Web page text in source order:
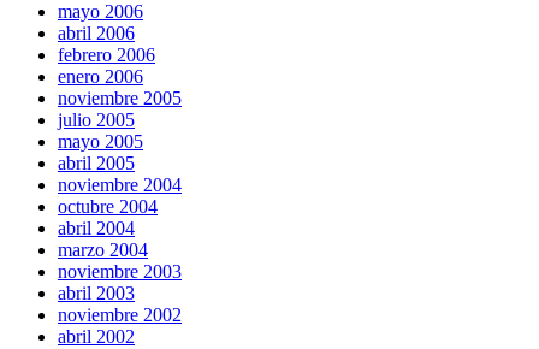
mayo 2006
abril 2006
febrero 2006
enero 2006
noviembre 2005
julio 2005
mayo 2005
abril 2005
noviembre 2004
octubre 2004
abril 2004
marzo 2004
noviembre 2003
abril 2003
noviembre 2002
abril 2002